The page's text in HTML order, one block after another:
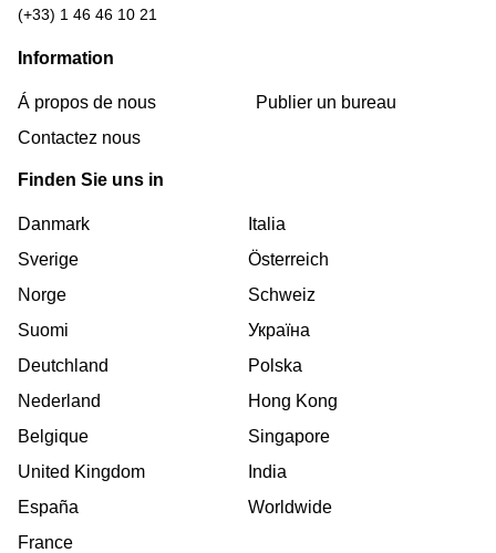
(+33) 1 46 46 10 21
Information
Á propos de nous
Contactez nous
Publier un bureau
Finden Sie uns in
Danmark
Sverige
Norge
Suomi
Deutchland
Nederland
Belgique
United Kingdom
España
France
Italia
Österreich
Schweiz
Україна
Polska
Hong Kong
Singapore
India
Worldwide